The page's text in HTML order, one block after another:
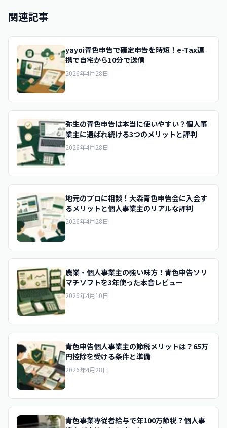
関連記事
yayoi青色申告で確定申告を時短！e-Tax連
携で自宅から10分で送信
2026年4月28日
弥生の青色申告は本当に使いやすい？個人事
業主に選ばれ続ける3つのメリットと評判
2026年4月28日
地元のプロに相談！大森青色申告会に入会す
るメリットと個人事業主のリアルな評判
2026年4月28日
農業・個人事業主の強い味方！青色申告ソリ
マチソフトを3年使った本音レビュー
2026年4月10日
青色申告個人事業主の節税メリットは？65万
円控除を受ける条件と準備
2026年4月28日
青色事業専従者給与で年100万節税？個人事